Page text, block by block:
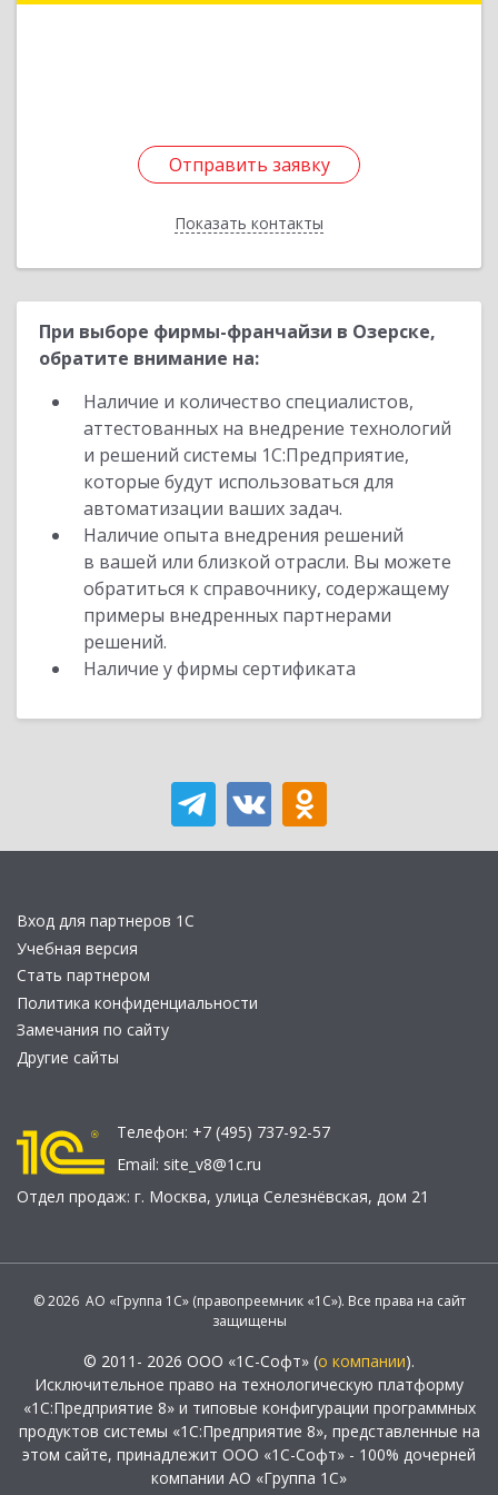
Отправить заявку
Показать контакты
Отправить заявку
Назад
При выборе фирмы-франчайзи в Озерске,
обратите внимание на:
Наличие и количество специалистов,
аттестованных на внедрение технологий
и решений системы 1С:Предприятие,
которые будут использоваться для
автоматизации ваших задач.
Наличие опыта внедрения решений
в вашей или близкой отрасли. Вы можете
обратиться к справочнику, содержащему
примеры внедренных партнерами
решений.
Наличие у фирмы сертификата
Вход для партнеров 1С
Учебная версия
Стать партнером
Политика конфиденциальности
Замечания по сайту
Другие сайты
Телефон: +7 (495) 737-92-57
Email: site_v8@1c.ru
Отдел продаж: г. Москва, улица Селезнёвская, дом 21
© 2026 АО «Группа 1С» (правопреемник «1С»). Все права на сайт
защищены
© 2011- 2026 ООО «1С-Софт» (о компании).
Исключительное право на технологическую платформу
«1С:Предприятие 8» и типовые конфигурации программных
продуктов системы «1С:Предприятие 8», представленные на
этом сайте, принадлежит ООО «1С-Софт» - 100% дочерней
компании АО «Группа 1С»